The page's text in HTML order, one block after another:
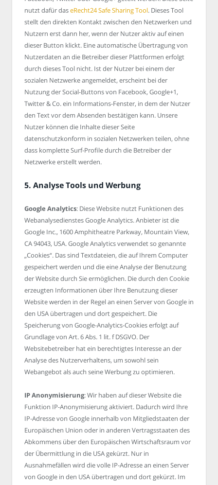
nutzt dafür daseRecht24 Safe Sharing Tool. Dieses Tool
stellt den direkten Kontakt zwischen den Netzwerken und
Nutzern erst dann her, wenn der Nutzer aktiv auf einen
dieser Button klickt. Eine automatische Übertragung von
Nutzerdaten an die Betreiber dieser Plattformen erfolgt
durch dieses Tool nicht. Ist der Nutzer bei einem der
sozialen Netzwerke angemeldet, erscheint bei der
Nutzung der Social-Buttons von Facebook, Google+1,
Twitter & Co. ein Informations-Fenster, in dem der Nutzer
den Text vor dem Absenden bestätigen kann. Unsere
Nutzer können die Inhalte dieser Seite
datenschutzkonform in sozialen Netzwerken teilen, ohne
dass komplette Surf-Profile durch die Betreiber der
Netzwerke erstellt werden.
5. Analyse Tools und Werbung
Google Analytics: Diese Website nutzt Funktionen des
Webanalysedienstes Google Analytics. Anbieter ist die
Google Inc., 1600 Amphitheatre Parkway, Mountain View,
CA 94043, USA. Google Analytics verwendet so genannte
„Cookies“. Das sind Textdateien, die auf Ihrem Computer
gespeichert werden und die eine Analyse der Benutzung
der Website durch Sie ermöglichen. Die durch den Cookie
erzeugten Informationen über Ihre Benutzung dieser
Website werden in der Regel an einen Server von Google in
den USA übertragen und dort gespeichert. Die
Speicherung von Google-Analytics-Cookies erfolgt auf
Grundlage von Art. 6 Abs. 1 lit. f DSGVO. Der
Websitebetreiber hat ein berechtigtes Interesse an der
Analyse des Nutzerverhaltens, um sowohl sein
Webangebot als auch seine Werbung zu optimieren.
IP Anonymisierung: Wir haben auf dieser Website die
Funktion IP-Anonymisierung aktiviert. Dadurch wird Ihre
IP-Adresse von Google innerhalb von Mitgliedstaaten der
Europäischen Union oder in anderen Vertragsstaaten des
Abkommens über den Europäischen Wirtschaftsraum vor
der Übermittlung in die USA gekürzt. Nur in
Ausnahmefällen wird die volle IP-Adresse an einen Server
von Google in den USA übertragen und dort gekürzt. Im